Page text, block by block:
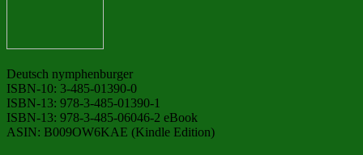
Deutsch nymphenburger
ISBN-10: 3-485-01390-0
ISBN-13: 978-3-485-01390-1
ISBN-13: 978-3-485-06046-2 eBook
ASIN: B009OW6KAE (Kindle Edition)